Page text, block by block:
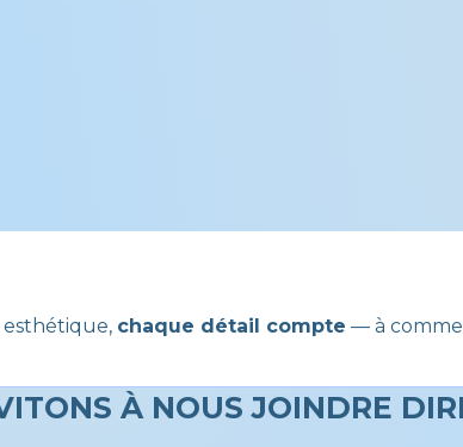
esthétique, chaque détail compte — à
À NOUS JOINDRE